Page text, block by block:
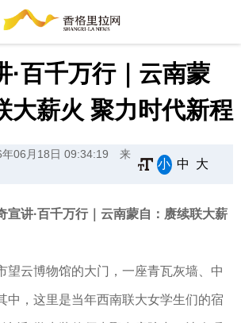
·百千万行｜云南蒙
大薪火 聚力时代新程
06月18日 09:34:19
来
小 中 大
宣讲·百千万行｜云南蒙自：赓续联大薪
云博物馆的大门，一座青瓦灰墙、中
中，这里是当年西南联大女学生们的宿